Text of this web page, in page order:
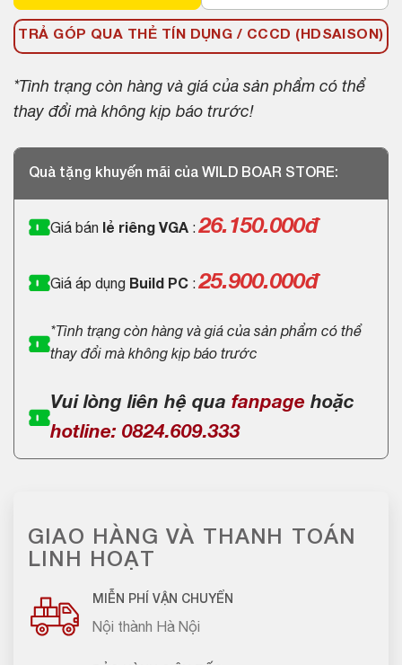
TRẢ GÓP QUA THẺ TÍN DỤNG / CCCD (HDSAISON)
*Tình trạng còn hàng và giá của sản phẩm có thể
thay đổi mà không kịp báo trước!
Quà tặng khuyến mãi của WILD BOAR STORE:
Giá bán lẻ riêng VGA : 26.150.000đ
Giá áp dụng Build PC : 25.900.000đ
*Tình trạng còn hàng và giá của sản phẩm có thể
thay đổi mà không kịp báo trước
Vui lòng liên hệ qua fanpage hoặc
hotline: 0824.609.333
GIAO HÀNG VÀ THANH TOÁN
LINH HOẠT
MIỄN PHÍ VẬN CHUYỂN
Nội thành Hà Nội